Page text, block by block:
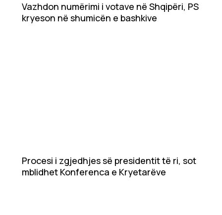
Vazhdon numërimi i votave në Shqipëri, PS
kryeson në shumicën e bashkive
Procesi i zgjedhjes së presidentit të ri, sot
mblidhet Konferenca e Kryetarëve